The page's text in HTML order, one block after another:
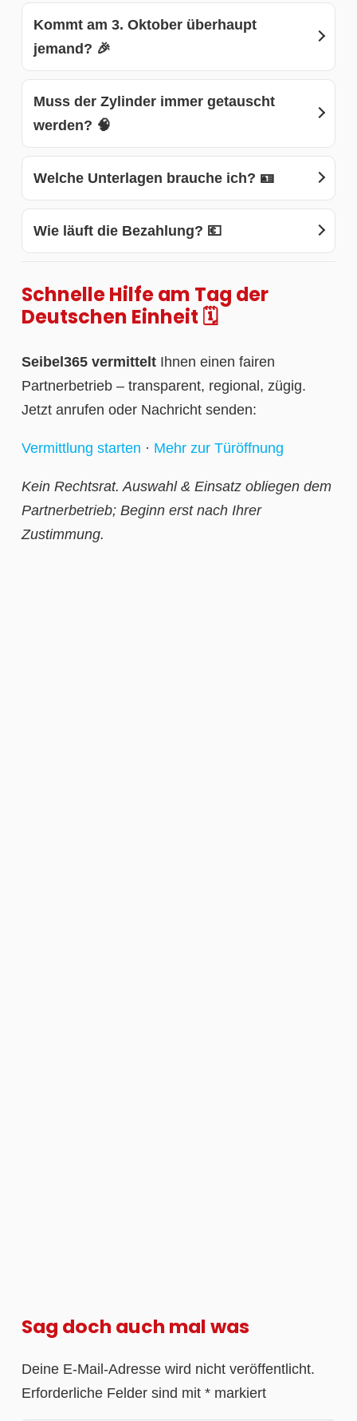
Kommt am 3. Oktober überhaupt
jemand? 🎉
Muss der Zylinder immer getauscht
werden? 🧠
Welche Unterlagen brauche ich? 🪪
Wie läuft die Bezahlung? 💶
Schnelle Hilfe am Tag der
Deutschen Einheit 🗓️
Seibel365 vermittelt Ihnen einen fairen
Partnerbetrieb – transparent, regional, zügig.
Jetzt anrufen oder Nachricht senden:
Vermittlung starten · Mehr zur Türöffnung
Kein Rechtsrat. Auswahl & Einsatz obliegen dem
Partnerbetrieb; Beginn erst nach Ihrer
Zustimmung.
Sag doch auch mal was
Deine E-Mail-Adresse wird nicht veröffentlicht.
Erforderliche Felder sind mit * markiert